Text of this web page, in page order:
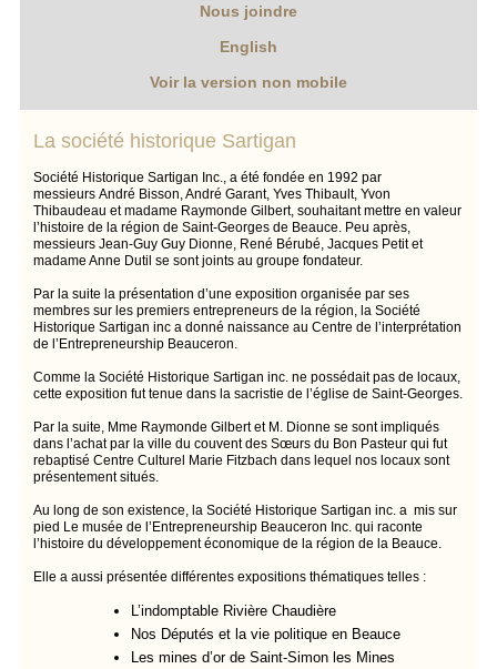
Nous joindre
English
Voir la version non mobile
La société historique Sartigan
Société Historique Sartigan Inc., a été fondée en 1992 par
messieurs André Bisson, André Garant, Yves Thibault, Yvon
Thibaudeau et madame Raymonde Gilbert, souhaitant mettre en valeur
l’histoire de la région de Saint-Georges de Beauce. Peu après,
messieurs Jean-Guy Guy Dionne, René Bérubé, Jacques Petit et
madame Anne Dutil se sont joints au groupe fondateur.
Par la suite la présentation d’une exposition organisée par ses
membres sur les premiers entrepreneurs de la région, la Société
Historique Sartigan inc a donné naissance au Centre de l’interprétation
de l’Entrepreneurship Beauceron.
Comme la Société Historique Sartigan inc. ne possédait pas de locaux,
cette exposition fut tenue dans la sacristie de l’église de Saint-Georges.
Par la suite, Mme Raymonde Gilbert et M. Dionne se sont impliqués
dans l’achat par la ville du couvent des Sœurs du Bon Pasteur qui fut
rebaptisé Centre Culturel Marie Fitzbach dans lequel nos locaux sont
présentement situés.
Au long de son existence, la Société Historique Sartigan inc. a mis sur
pied Le musée de l’Entrepreneurship Beauceron Inc. qui raconte
l’histoire du développement économique de la région de la Beauce.
Elle a aussi présentée différentes expositions thématiques telles :
L’indomptable Rivière Chaudière
Nos Députés et la vie politique en Beauce
Les mines d’or de Saint-Simon les Mines